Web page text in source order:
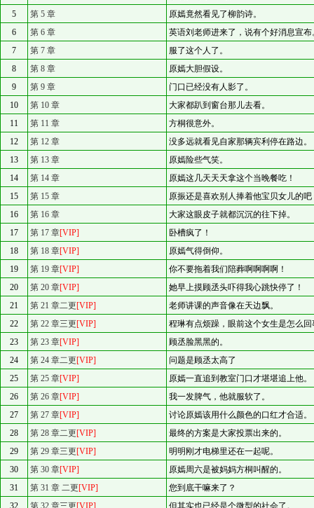
5
第 5 章
原嫣竟然看见了柳韵诗。
6
第 6 章
英语刘老师进来了，说有个好消息宣布
7
第 7 章
服了这个人了。
8
第 8 章
原嫣大胆假设。
9
第 9 章
门口已经没有人影了。
10
第 10 章
大家都趴到窗台那儿去看。
11
第 11 章
方桐很意外。
12
第 12 章
没多远就看见自家那辆宾利停在路边。
13
第 13 章
原嫣险些气笑。
14
第 14 章
原嫣这几天天天拿这个当晚餐吃！
15
第 15 章
原振还是喜欢别人捧着他宝贝女儿的吧
16
第 16 章
大家这眼皮子就都沉沉的往下掉。
17
第 17 章[VIP]
卧槽疯了！
18
第 18 章[VIP]
原嫣气得倒仰。
19
第 19 章[VIP]
你不要拖着我们陪葬啊啊啊啊！
20
第 20 章[VIP]
她早上摸顾丞头吓得我心跳快停了！
21
第 21 章二更[VIP]
老师讲课的声音像在天边飘。
22
第 22 章三更[VIP]
程琳有点烦躁，眼前这个女生是怎么回
23
第 23 章[VIP]
顾丞脸黑黑的。
24
第 24 章二更[VIP]
问题是顾丞太高了
25
第 25 章[VIP]
原嫣一直追到教室门口才堪堪追上他。
26
第 26 章[VIP]
我一发脾气，他就服软了。
27
第 27 章[VIP]
讨论原嫣该用什么颜色的口红才合适。
28
第 28 章二更[VIP]
最终的方案是大家投票出来的。
29
第 29 章三更[VIP]
明明刚才电梯里还在一起呢。
30
第 30 章[VIP]
原嫣周六是被妈妈方桐叫醒的。
31
第 31 章 二更[VIP]
您到底干嘛来了？
32
第 32 章三更[VIP]
但其实也已经是个微型的社会了。